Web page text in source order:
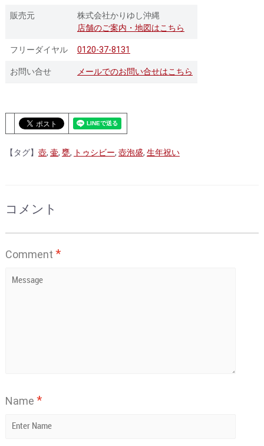
販売元
株式会社かりゆし沖縄
店舗のご案内・地図はこちら
フリーダイヤル 0120-37-8131
お問い合せ メールでのお問い合せはこちら
【タグ】 壺, 壷, 甕, トゥシビー, 壺泡盛, 生年祝い
コメント
Comment *
Name *